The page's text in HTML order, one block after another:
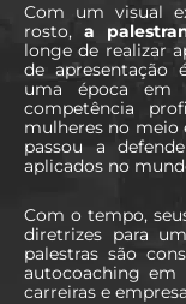
Com um visual
rosto, a
longe de realizar
de apresentação
uma época em
competência
mulheres no meio
passou a
aplicados no
Com o tempo,
diretrizes para
palestras são
autocoaching em
carreiras e